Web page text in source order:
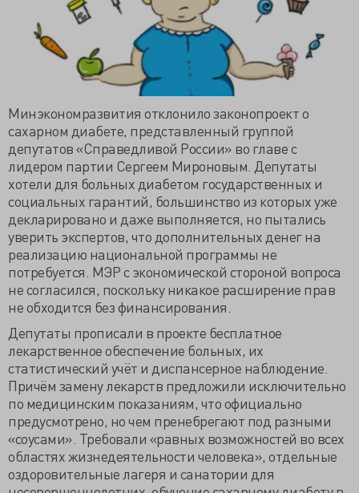
Минэкономразвития отклонило законопроект о
сахарном диабете, представленный группой
депутатов «Справедливой России» во главе с
лидером партии Сергеем Мироновым. Депутаты
хотели для больных диабетом государственных и
социальных гарантий, большинство из которых уже
декларировано и даже выполняется, но пытались
уверить экспертов, что дополнительных денег на
реализацию национальной программы не
потребуется. МЭР с экономической стороной вопроса
не согласился, поскольку никакое расширение прав
не обходится без финансирования.
Депутаты прописали в проекте бесплатное
лекарственное обеспечение больных, их
статистический учёт и диспансерное наблюдение.
Причём замену лекарств предложили исключительно
по медицинским показаниям, что официально
предусмотрено, но чем пренебрегают под разными
«соусами». Требовали «равных возможностей во всех
областях жизнедеятельности человека», отдельные
оздоровительные лагеря и санатории для